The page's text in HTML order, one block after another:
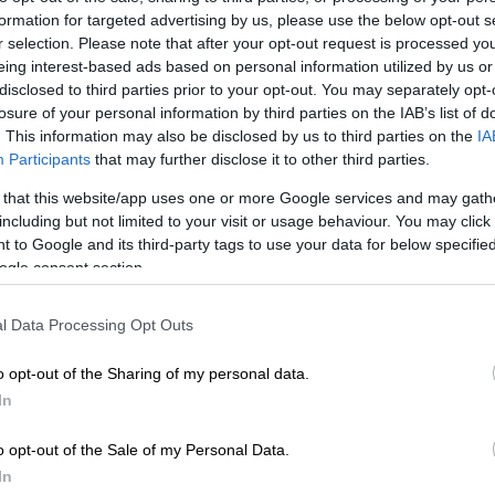
for targeted advertising by us, please use the below opt-out
selection. Please note that after your opt-out request is processed
interest-based ads based on personal information utilized by us
to third parties prior to your opt-out. You may separately
of your personal information by third parties on the IAB’s list of
This information may also be disclosed by us to third parties on the
Participants that may further disclose it to other third parties.
that this website/app uses one or more Google services and may
but not limited to your visit or usage behaviour. You may
to Google and its third-party tags to use your data for below
consent section.
Data Processing Opt Outs
opt-out of the Sharing of my personal data.
opt-out of the Sale of my Personal Data.
το ΕΘΝΟΣ στη Google
«TMZ Investigates: What Happened to
γεγονός που τον οδήγησε στην
δολαρίων . Η αγοραπωλησία έγινε
σε μια περίοδο όπου, όπως
βρισκόταν «στο χείλος της